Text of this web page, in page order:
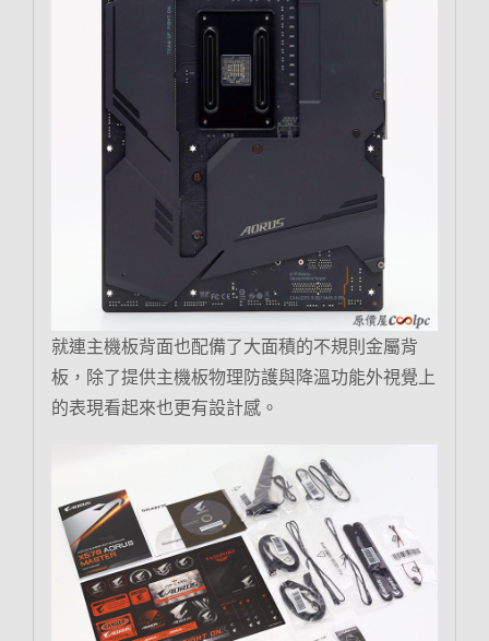
就連主機板背面也配備了大面積的不規則金屬背
板，除了提供主機板物理防護與降溫功能外視覺上
的表現看起來也更有設計感。